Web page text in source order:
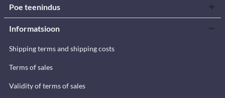
Poe teenindus
Informatsioon
Shipping terms and shipping costs
Terms of sales
Validity of terms of sales